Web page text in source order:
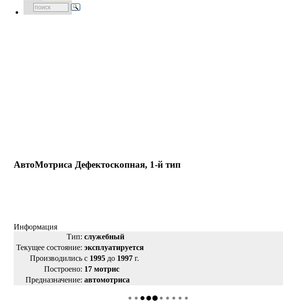
АвтоМотриса Дефектоскопная, 1-й тип
Информация
Тип: служебный
Текущее состояние: эксплуатируется
Производились с 1995 до 1997 г.
Построено: 17 мотрис
Предназначение: автомотриса